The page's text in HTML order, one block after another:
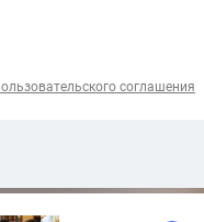
соглашения